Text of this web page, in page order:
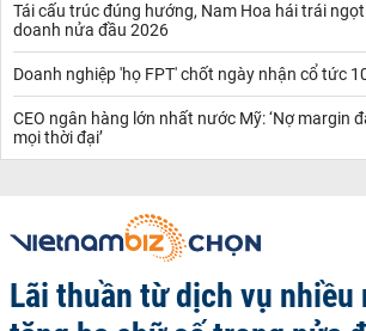
Tái cấu trúc đúng hướng, Nam Hoa hái trái
doanh nửa đầu 2026
Doanh nghiệp 'họ FPT' chốt ngày nhận cổ tức
CEO ngân hàng lớn nhất nước Mỹ: ‘Nợ margin
mọi thời đại’
Lãi thuần từ dịch vụ nhiều